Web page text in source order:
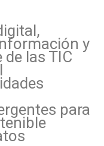
y
las TIC
para